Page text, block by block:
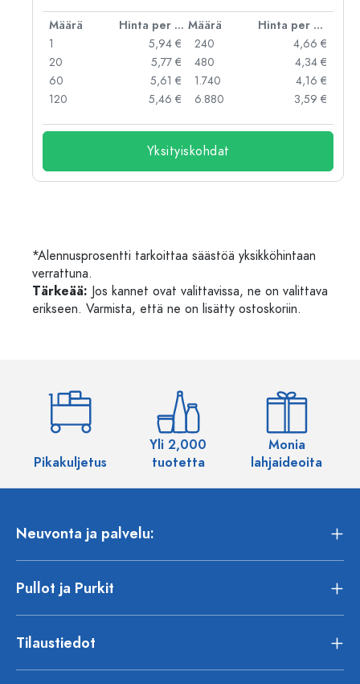
Määrä Hinta per kpl Määrä
Hinta per kpl
1
5,94 €
20
5,77 €
60
5,61 €
120
5,46 €
240
4,66 €
480
4,34 €
1.740
4,16 €
6.880
3,59 €
Yksityiskohdat
*Alennusprosentti tarkoittaa säästöä yksikköhintaan
verrattuna.
Tärkeää: Jos kannet ovat valittavissa, ne on valittava
erikseen. Varmista, että ne on lisätty ostoskoriin.
Pikakuljetus
Yli 2,000
tuotetta
Monia
lahjaideoita
Neuvonta ja palvelu:
Pullot ja Purkit
Tilaustiedot